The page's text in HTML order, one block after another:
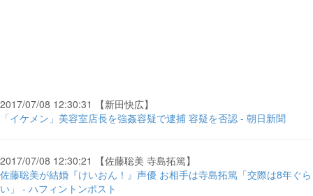
2017/07/08 12:30:31 【新田快広】
「イケメン」美容室店長を強姦容疑で逮捕 容疑を否認 - 朝日新聞
2017/07/08 12:30:21 【佐藤聡美 寺島拓篤】
佐藤聡美が結婚『けいおん！』声優 お相手は寺島拓篤「交際は8年ぐら
い」 - ハフィントンポスト